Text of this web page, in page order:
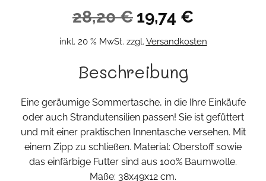
28,20€ Ursprünglicher
Preis
28,20 €
19,74 €
Preis
inkl. 20 % MwSt. zzgl. Versandkosten
Beschreibung
Eine geräumige Sommertasche, in die Ihre Einkäufe
oder auch Strandutensilien passen! Sie ist gefüttert
und mit einer praktischen Innentasche versehen. Mit
einem Zipp zu schließen. Material: Oberstoff sowie
das einfärbige Futter sind aus 100% Baumwolle.
Maße: 38x49x12 cm.